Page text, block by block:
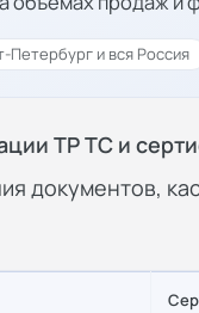
Петербург и вся Россия
ТР ТС и
документов,